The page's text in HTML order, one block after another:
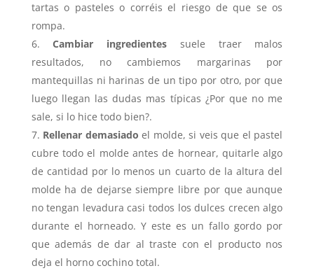
tartas o pasteles o corréis el riesgo de que se os
rompa.
Cambiar ingredientes suele traer malos
resultados, no cambiemos margarinas por
mantequillas ni harinas de un tipo por otro, por que
luego llegan las dudas mas típicas ¿Por que no me
sale, si lo hice todo bien?.
Rellenar demasiado el molde, si veis que el pastel
cubre todo el molde antes de hornear, quitarle algo
de cantidad por lo menos un cuarto de la altura del
molde ha de dejarse siempre libre por que aunque
no tengan levadura casi todos los dulces crecen algo
durante el horneado. Y este es un fallo gordo por
que además de dar al traste con el producto nos
deja el horno cochino total.